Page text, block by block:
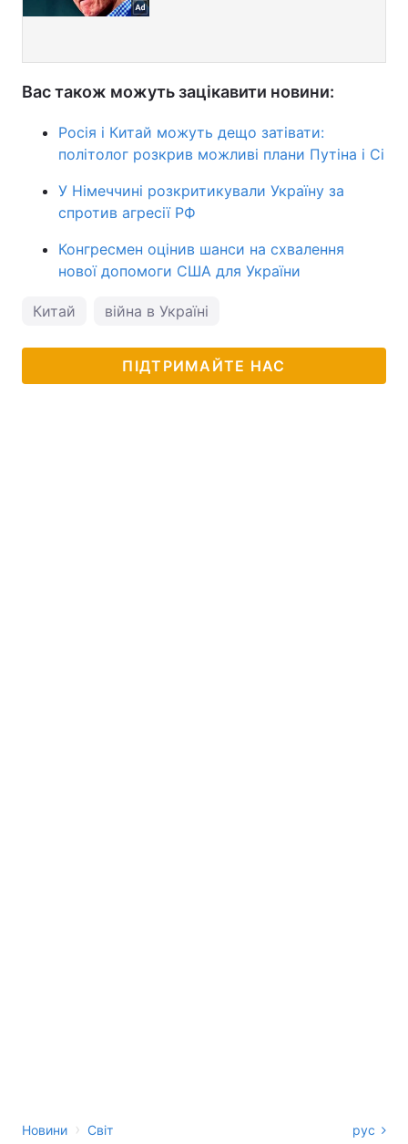
Вас також можуть зацікавити новини:
Росія і Китай можуть дещо затівати:
політолог розкрив можливі плани Путіна і Сі
У Німеччині розкритикували Україну за
спротив агресії РФ
Конгресмен оцінив шанси на схвалення
нової допомоги США для України
Китай війна в Україні
ПІДТРИМАЙТЕ НАС
Новини › Світ рус